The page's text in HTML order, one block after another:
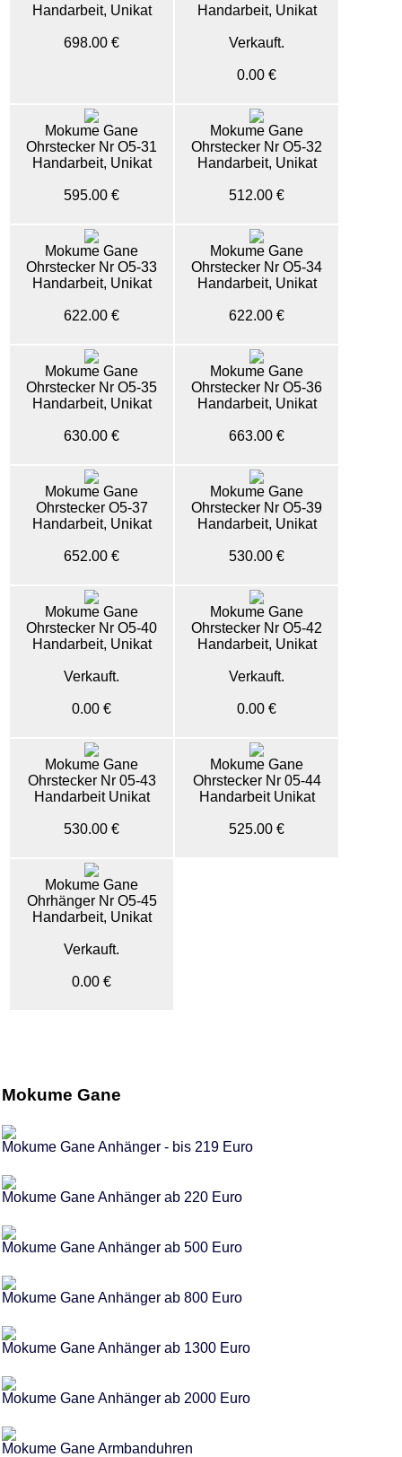
Handarbeit, Unikat
698.00 €
Handarbeit, Unikat
Verkauft.
0.00 €
Mokume Gane
Ohrstecker Nr O5-31
Handarbeit, Unikat
595.00 €
Mokume Gane
Ohrstecker Nr O5-32
Handarbeit, Unikat
512.00 €
Mokume Gane
Ohrstecker Nr O5-33
Handarbeit, Unikat
622.00 €
Mokume Gane
Ohrstecker Nr O5-34
Handarbeit, Unikat
622.00 €
Mokume Gane
Ohrstecker Nr O5-35
Handarbeit, Unikat
630.00 €
Mokume Gane
Ohrstecker Nr O5-36
Handarbeit, Unikat
663.00 €
Mokume Gane
Ohrstecker O5-37
Handarbeit, Unikat
652.00 €
Mokume Gane
Ohrstecker Nr O5-39
Handarbeit, Unikat
530.00 €
Mokume Gane
Ohrstecker Nr O5-40
Handarbeit, Unikat
Verkauft.
0.00 €
Mokume Gane
Ohrstecker Nr O5-42
Handarbeit, Unikat
Verkauft.
0.00 €
Mokume Gane
Ohrstecker Nr 05-43
Handarbeit Unikat
530.00 €
Mokume Gane
Ohrstecker Nr 05-44
Handarbeit Unikat
525.00 €
Mokume Gane
Ohrhänger Nr O5-45
Handarbeit, Unikat
Verkauft.
0.00 €
Mokume Gane
Mokume Gane Anhänger - bis 219 Euro
Mokume Gane Anhänger ab 220 Euro
Mokume Gane Anhänger ab 500 Euro
Mokume Gane Anhänger ab 800 Euro
Mokume Gane Anhänger ab 1300 Euro
Mokume Gane Anhänger ab 2000 Euro
Mokume Gane Armbanduhren